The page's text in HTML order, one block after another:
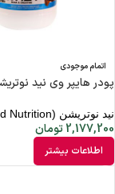
اتمام موجودی
پودر‌ هایپر وی نید نوتریشن ۲۲۷۰
نید نوتریشن (Need Nutrition)
2,177,200تومان
اطلاعات بیشتر